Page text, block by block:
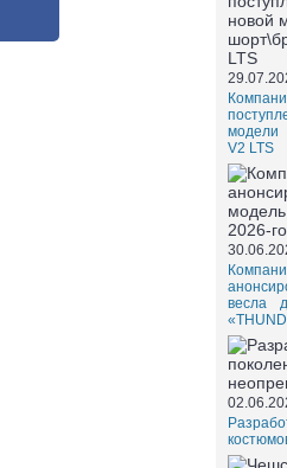
модели
V2 LTS
весла